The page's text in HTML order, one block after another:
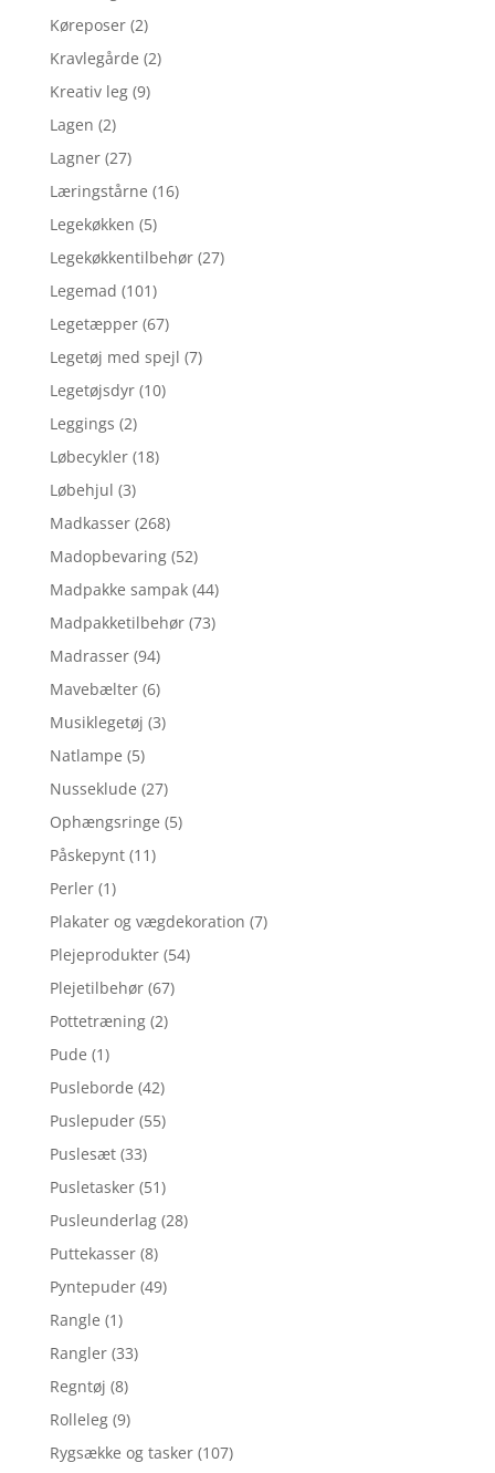
Køreposer (2)
Kravlegårde (2)
Kreativ leg (9)
Lagen (2)
Lagner (27)
Læringstårne (16)
Legekøkken (5)
Legekøkkentilbehør (27)
Legemad (101)
Legetæpper (67)
Legetøj med spejl (7)
Legetøjsdyr (10)
Leggings (2)
Løbecykler (18)
Løbehjul (3)
Madkasser (268)
Madopbevaring (52)
Madpakke sampak (44)
Madpakketilbehør (73)
Madrasser (94)
Mavebælter (6)
Musiklegetøj (3)
Natlampe (5)
Nusseklude (27)
Ophængsringe (5)
Påskepynt (11)
Perler (1)
Plakater og vægdekoration (7)
Plejeprodukter (54)
Plejetilbehør (67)
Pottetræning (2)
Pude (1)
Pusleborde (42)
Puslepuder (55)
Puslesæt (33)
Pusletasker (51)
Pusleunderlag (28)
Puttekasser (8)
Pyntepuder (49)
Rangle (1)
Rangler (33)
Regntøj (8)
Rolleleg (9)
Rygsække og tasker (107)